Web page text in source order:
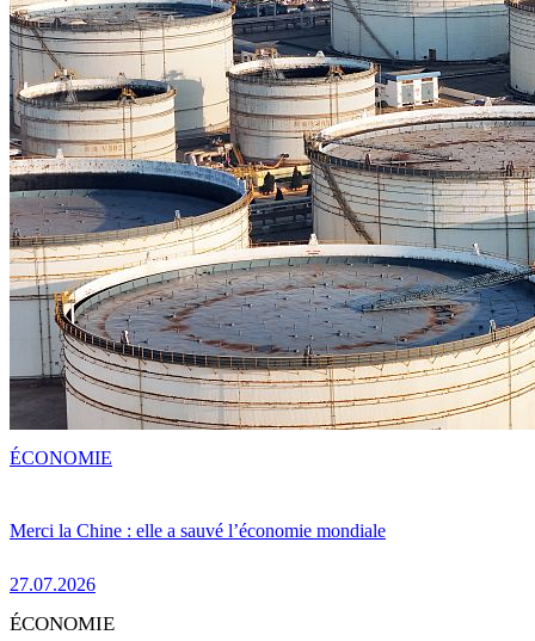
Merci la Chine : elle a sauvé l’économie mondiale
27.07.2026
ÉCONOMIE
ÉCONOMIE